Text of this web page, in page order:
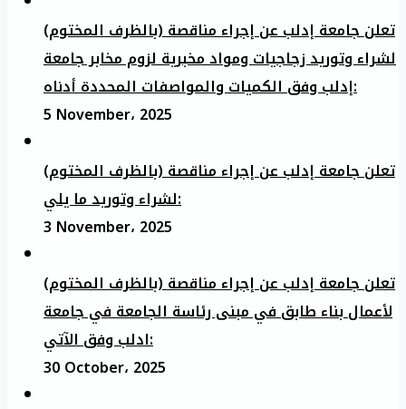
تعلن جامعة إدلب عن إجراء مناقصة (بالظرف المختوم)
لشراء وتوريد زجاجيات ومواد مخبرية لزوم مخابر جامعة
إدلب وفق الكميات والمواصفات المحددة أدناه:
5 November، 2025
تعلن جامعة إدلب عن إجراء مناقصة (بالظرف المختوم)
لشراء وتوريد ما يلي:
3 November، 2025
تعلن جامعة إدلب عن إجراء مناقصة (بالظرف المختوم)
لأعمال بناء طابق في مبنى رئاسة الجامعة في جامعة
ادلب وفق الآتي:
30 October، 2025